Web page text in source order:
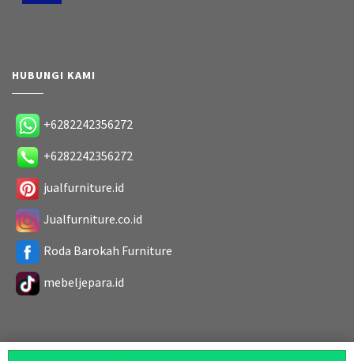
HUBUNGI KAMI
+6282242356272
+6282242356272
jualfurniture.id
Jualfurniture.co.id
Roda Barokah Furniture
mebeljepara.id